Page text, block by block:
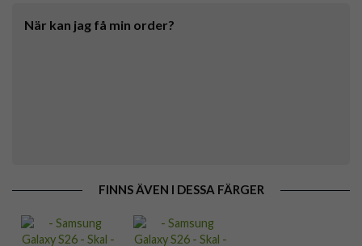
När kan jag få min order?
FINNS ÄVEN I DESSA FÄRGER